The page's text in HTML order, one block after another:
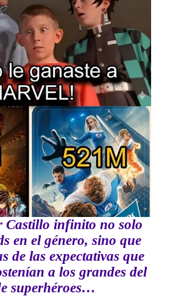
Castillo infinito no solo
en el género, sino que
de las expectativas que
a los grandes del
superhéroes…